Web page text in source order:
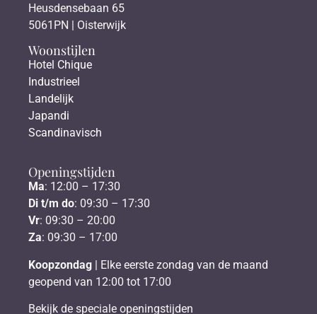
Heusdensebaan 65
5061PN | Oisterwijk
Woonstijlen
Hotel Chique
Industrieel
Landelijk
Japandi
Scandinavisch
Openingstijden
Ma: 12:00 – 17:30
Di t/m do: 09:30 – 17:30
Vr: 09:30 – 20:00
Za: 09:30 – 17:00
Koopzondag | Elke eerste zondag van de maand
geopend van 12:00 tot 17:00
Bekijk de speciale openingstijden